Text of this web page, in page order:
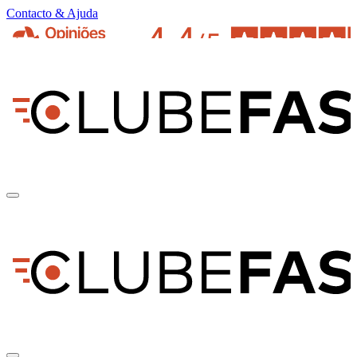
Contacto & Ajuda